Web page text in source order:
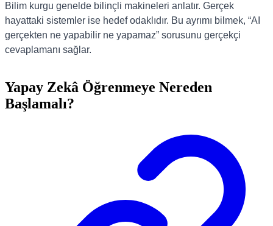
Bilim kurgu genelde bilinçli makineleri anlatır. Gerçek
hayattaki sistemler ise hedef odaklıdır. Bu ayrımı bilmek, “AI
gerçekten ne yapabilir ne yapamaz” sorusunu gerçekçi
cevaplamanı sağlar.
Yapay Zekâ Öğrenmeye Nereden
Başlamalı?